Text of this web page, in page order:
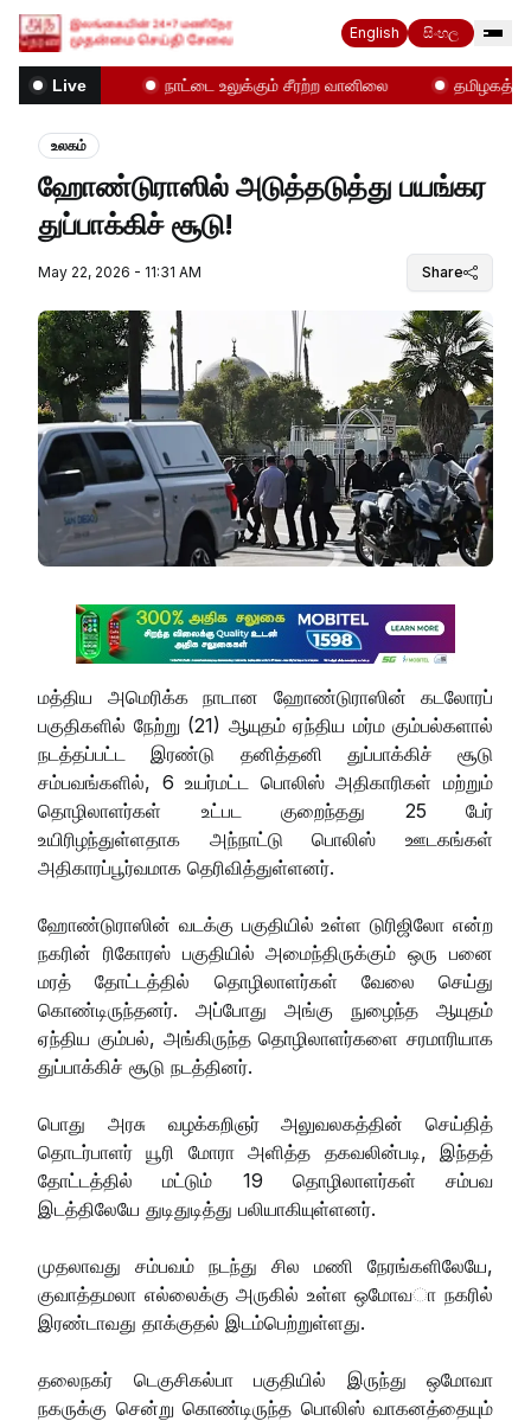
English සිංහල
Live
மோதல்கள்! நாட்டை உலுக்கும் சீரற்ற வானிலை தமிழகத்தில்
உலகம்
ஹோண்டுராஸில் அடுத்தடுத்து பயங்கர
துப்பாக்கிச் சூடு!
May 22, 2026 - 11:31 AM Share
மத்திய அமெரிக்க நாடான ஹோண்டுராஸின் கடலோரப்
பகுதிகளில் நேற்று (21) ஆயுதம் ஏந்திய மர்ம கும்பல்களால்
நடத்தப்பட்ட இரண்டு தனித்தனி துப்பாக்கிச் சூடு
சம்பவங்களில், 6 உயர்மட்ட பொலிஸ் அதிகாரிகள் மற்றும்
தொழிலாளர்கள் உட்பட குறைந்தது 25 பேர்
உயிரிழந்துள்ளதாக அந்நாட்டு பொலிஸ் ஊடகங்கள்
அதிகாரப்பூர்வமாக தெரிவித்துள்ளனர்.
ஹோண்டுராஸின் வடக்கு பகுதியில் உள்ள டுரிஜிலோ என்ற
நகரின் ரிகோரஸ் பகுதியில் அமைந்திருக்கும் ஒரு பனை
மரத் தோட்டத்தில் தொழிலாளர்கள் வேலை செய்து
கொண்டிருந்தனர். அப்போது அங்கு நுழைந்த ஆயுதம்
ஏந்திய கும்பல், அங்கிருந்த தொழிலாளர்களை சரமாரியாக
துப்பாக்கிச் சூடு நடத்தினர்.
பொது அரசு வழக்கறிஞர் அலுவலகத்தின் செய்தித்
தொடர்பாளர் யூரி மோரா அளித்த தகவலின்படி, இந்தத்
தோட்டத்தில் மட்டும் 19 தொழிலாளர்கள் சம்பவ
இடத்திலேயே துடிதுடித்து பலியாகியுள்ளனர்.
முதலாவது சம்பவம் நடந்து சில மணி நேரங்களிலேயே,
குவாத்தமலா எல்லைக்கு அருகில் உள்ள ஒமோவா நகரில்
இரண்டாவது தாக்குதல் இடம்பெற்றுள்ளது.
தலைநகர் டெகுசிகல்பா பகுதியில் இருந்து ஒமோவா
நகருக்கு சென்று கொண்டிருந்த பொலிஸ் வாகனத்தையும்